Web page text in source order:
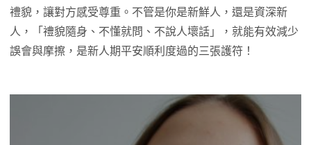
禮貌，讓對方感受尊重。不管是你是新鮮人，還是資深新
人，「禮貌隨身、不懂就問、不說人壞話」，就能有效減少
誤會與摩擦，是新人期平安順利度過的三張護符！